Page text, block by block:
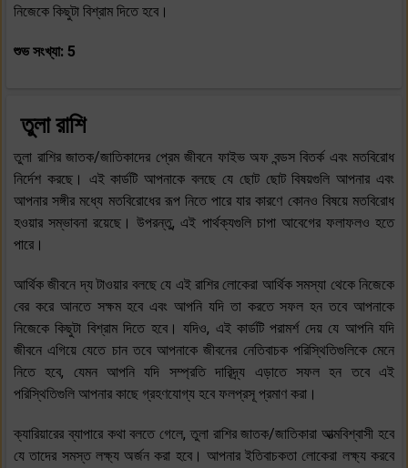
নিজেকে কিছুটা বিশ্রাম দিতে হবে।
শুভ সংখ্যা: 5
তুলা রাশি
তুলা রাশির জাতক/জাতিকাদের প্রেম জীবনে ফাইভ অফ বন্ডস বিতর্ক এবং মতবিরোধ
নির্দেশ করছে। এই কার্ডটি আপনাকে বলছে যে ছোট ছোট বিষয়গুলি আপনার এবং
আপনার সঙ্গীর মধ্যে মতবিরোধের রূপ নিতে পারে যার কারণে কোনও বিষয়ে মতবিরোধ
হওয়ার সম্ভাবনা রয়েছে। উপরন্তু, এই পার্থক্যগুলি চাপা আবেগের ফলাফলও হতে
পারে।
আর্থিক জীবনে দ্য টাওয়ার বলছে যে এই রাশির লোকেরা আর্থিক সমস্যা থেকে নিজেকে
বের করে আনতে সক্ষম হবে এবং আপনি যদি তা করতে সফল হন তবে আপনাকে
নিজেকে কিছুটা বিশ্রাম দিতে হবে। যদিও, এই কার্ডটি পরামর্শ দেয় যে আপনি যদি
জীবনে এগিয়ে যেতে চান তবে আপনাকে জীবনের নেতিবাচক পরিস্থিতিগুলিকে মেনে
নিতে হবে, যেমন আপনি যদি সম্প্রতি দারিদ্র্য এড়াতে সফল হন তবে এই
পরিস্থিতিগুলি আপনার কাছে গ্রহণযোগ্য হবে ফলপ্রসূ প্রমাণ করা।
ক্যারিয়ারের ব্যাপারে কথা বলতে গেলে, তুলা রাশির জাতক/জাতিকারা আত্মবিশ্বাসী হবে
যে তাদের সমস্ত লক্ষ্য অর্জন করা হবে। আপনার ইতিবাচকতা লোকেরা লক্ষ্য করবে